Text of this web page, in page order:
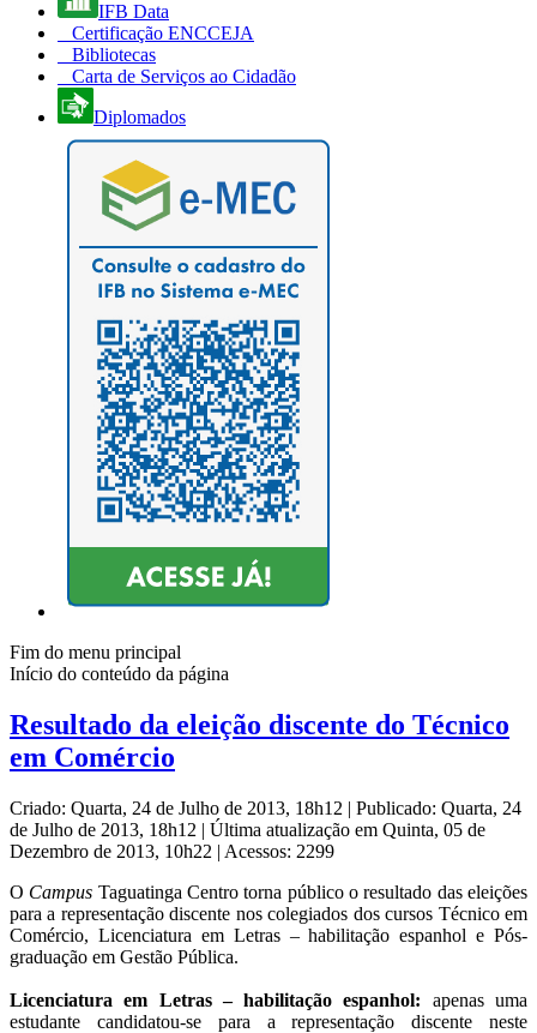
IFB Data
Certificação ENCCEJA
Bibliotecas
Carta de Serviços ao Cidadão
Diplomados
Fim do menu principal
Início do conteúdo da página
Resultado da eleição discente do Técnico
em Comércio
Criado: Quarta, 24 de Julho de 2013, 18h12 | Publicado: Quarta, 24
de Julho de 2013, 18h12 | Última atualização em Quinta, 05 de
Dezembro de 2013, 10h22 | Acessos: 2299
O Campus Taguatinga Centro torna público o resultado das eleições
para a representação discente nos colegiados dos cursos Técnico em
Comércio, Licenciatura em Letras – habilitação espanhol e Pós-
graduação em Gestão Pública.
Licenciatura em Letras – habilitação espanhol: apenas uma
estudante candidatou-se para a representação discente neste